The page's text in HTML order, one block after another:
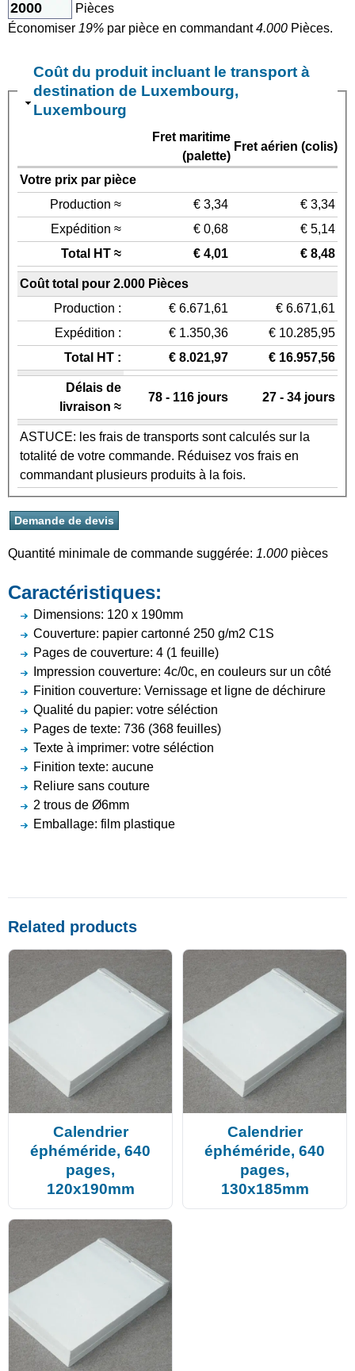
Pièces
Économiser 19% par pièce en commandant4.000 Pièces.
Coût du produit incluant le transport à
destination de Luxembourg,
Luxembourg
Fret maritime
(palette)
Fret aérien (colis)
Votre prix par pièce
Production ≈
€ 3,34
€ 3,34
Expédition ≈
€ 0,68
€ 5,14
Total HT ≈
€ 4,01 € 8,48
Coût total pour 2.000 Pièces
Production :
€ 6.671,61
€ 6.671,61
Expédition :
€ 1.350,36
€ 10.285,95
Total HT :
€ 8.021,97 € 16.957,56
Délais de
livraison ≈
78 - 116 jours 27 - 34 jours
ASTUCE: les frais de transports sont calculés sur la
totalité de votre commande. Réduisez vos frais en
commandant plusieurs produits à la fois.
Quantité minimale de commande suggérée: 1.000 pièces
Caractéristiques:
Dimensions: 120 x 190mm
Couverture: papier cartonné 250 g/m2 C1S
Pages de couverture: 4 (1 feuille)
Impression couverture: 4c/0c, en couleurs sur un côté
Finition couverture: Vernissage et ligne de déchirure
Qualité du papier: votre séléction
Pages de texte: 736 (368 feuilles)
Texte à imprimer: votre séléction
Finition texte: aucune
Reliure sans couture
2 trous de Ø6mm
Emballage: film plastique
Related products
Calendrier
éphéméride, 640
pages,
120x190mm
Calendrier
éphéméride, 640
pages,
130x185mm